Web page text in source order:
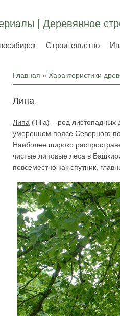
| Деревянное
Строительство
Вы здесь
Главная » Характеристики
Липа
Липа (Tilia) – род листопадных
умеренном поясе Северного
Наиболее широко
чистые липовые леса в
повсеместно как спутник,